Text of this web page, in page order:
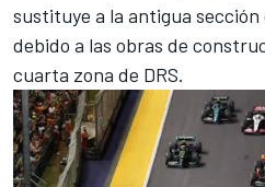
sustituye a la antigua
debido a las obras de
cuarta zona de DRS.